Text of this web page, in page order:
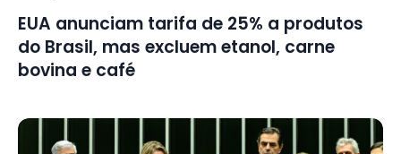
EUA anunciam tarifa de 25% a produtos
do Brasil, mas excluem etanol, carne
bovina e café